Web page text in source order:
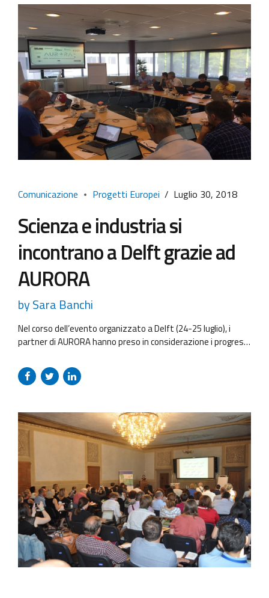
Comunicazione Progetti Europei Luglio 30, 2018
Scienza e industria si
incontrano a Delft grazie ad
AURORA
by Sara Banchi
Nel corso dell’evento organizzato a Delft (24-25 luglio), i
partner di AURORA hanno preso in considerazione i progressi
risultati dell’analisi di mercato previsti nel progetto.
Innegabilmente, la cooperazione tra scienza e industria